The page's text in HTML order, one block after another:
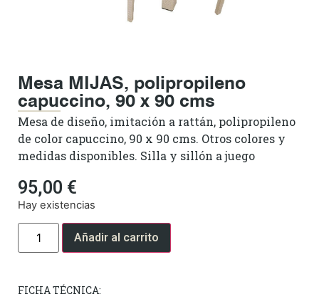
Mesa MIJAS, polipropileno
capuccino, 90 x 90 cms
Mesa de diseño, imitación a rattán, polipropileno
de color capuccino, 90 x 90 cms. Otros colores y
medidas disponibles. Silla y sillón a juego
95,00 €
Hay existencias
Añadir al carrito
FICHA TÉCNICA: